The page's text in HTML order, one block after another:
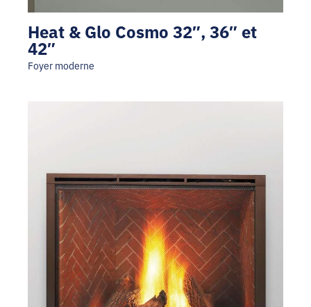
Heat & Glo Cosmo 32″, 36″ et
42″
Foyer moderne